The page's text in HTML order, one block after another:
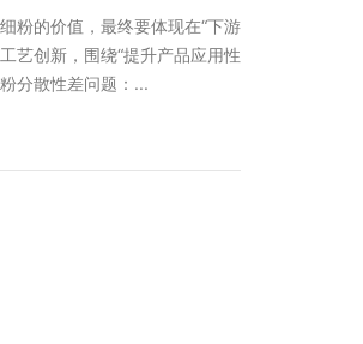
粉的价值，最终要体现在“下游
艺创新，围绕“提升产品应用性
分散性差问题：...